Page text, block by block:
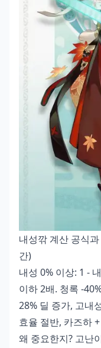
내성깎 계산 공식
간)
내성 0% 이상: 1 -
이하 2배. 청록 -
28% 딜 증가, 고내
효율 절반, 카즈하
왜 중요한지? 고난